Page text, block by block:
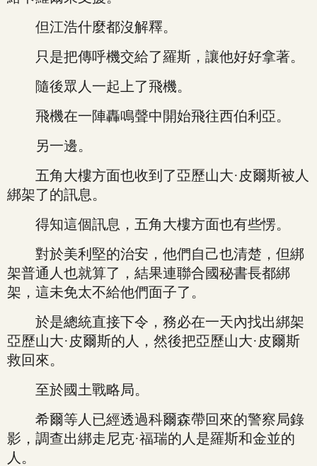
但江浩什麼都沒解釋。
只是把傳呼機交給了羅斯，讓他好好拿著。
隨後眾人一起上了飛機。
飛機在一陣轟鳴聲中開始飛往西伯利亞。
另一邊。
五角大樓方面也收到了亞歷山大·皮爾斯被人
綁架了的訊息。
得知這個訊息，五角大樓方面也有些愣。
對於美利堅的治安，他們自己也清楚，但綁
架普通人也就算了，結果連聯合國秘書長都綁
架，這未免太不給他們面子了。
於是總統直接下令，務必在一天內找出綁架
亞歷山大·皮爾斯的人，然後把亞歷山大·皮爾斯
救回來。
至於國土戰略局。
希爾等人已經透過科爾森帶回來的警察局錄
影，調查出綁走尼克·福瑞的人是羅斯和金並的
人。